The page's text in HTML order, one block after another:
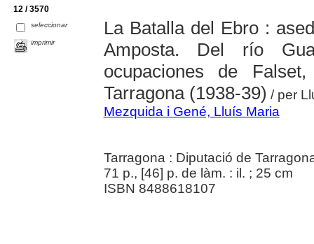
12 / 3570
seleccionar
imprimir
La Batalla del Ebro :
Amposta. Del río
ocupaciones de
Tarragona (1938-39) / per
Mezquida i Gené, Lluís Maria
Tarragona : Diputació de
71 p., [46] p. de làm. : il. ; 25 cm
ISBN 8488618107